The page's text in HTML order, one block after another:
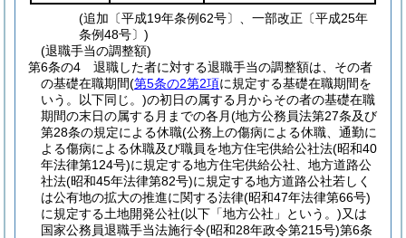
(追加〔平成19年条例62号〕、一部改正〔平成25年
条例48号〕)
(退職手当の調整額)
第6条の4
退職した者に対する退職手当の調整額は、その者
の基礎在職期間(第5条の2第2項に規定する基礎在職期間を
いう。以下同じ。)の初日の属する月からその者の基礎在職
期間の末日の属する月までの各月(地方公務員法第27条及び
第28条の規定による休職(公務上の傷病による休職、通勤に
よる傷病による休職及び職員を地方住宅供給公社法(昭和40
年法律第124号)に規定する地方住宅供給公社、地方道路公
社法(昭和45年法律第82号)に規定する地方道路公社若しく
は公有地の拡大の推進に関する法律(昭和47年法律第66号)
に規定する土地開発公社(以下「地方公社」という。)又は
国家公務員退職手当法施行令(昭和28年政令第215号)第6条